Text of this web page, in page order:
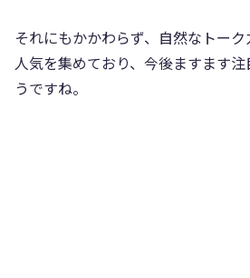
それにもかかわらず、自然なトー
人気を集めており、今後ますます
うですね。